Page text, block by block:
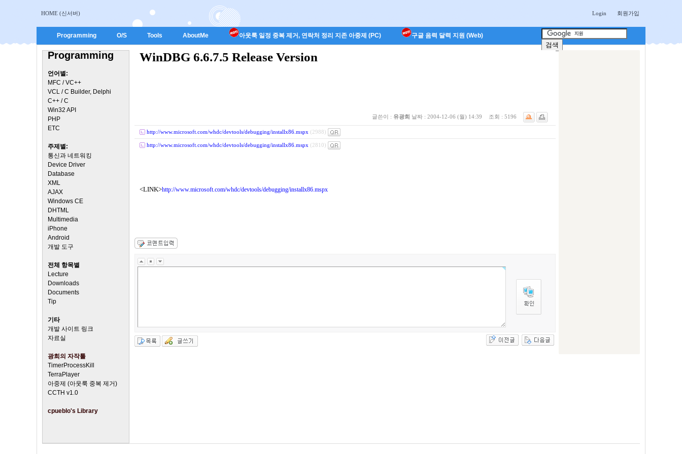
HOME (신서버) Login 회원가입
Programming O/S Tools AboutMe 아웃룩 일정 중복 제거, 연락처 정리 지존 아중제 (PC) 구글 음력 달력 지원 (Web)
Programming
언어별:
MFC / VC++
VCL / C Builder, Delphi
C++ / C
Win32 API
PHP
ETC
주제별:
통신과 네트워킹
Device Driver
Database
XML
AJAX
Windows CE
DHTML
Multimedia
iPhone
Android
개발 도구
전체 항목별
Lecture
Downloads
Documents
Tip
기타
개발 사이트 링크
자료실
광희의 자작툴
TimerProcessKill
TerraPlayer
아중제 (아웃룩 중복 제거)
CCTH v1.0
cpueblo's Library
WinDBG 6.6.7.5 Release Version
글쓴이 : 유광희 날짜 : 2004-12-06 (월) 14:39 조회 : 5196
http://www.microsoft.com/whdc/devtools/debugging/installx86.mspx (2988)
http://www.microsoft.com/whdc/devtools/debugging/installx86.mspx (2810)
<LINK>http://www.microsoft.com/whdc/devtools/debugging/installx86.mspx